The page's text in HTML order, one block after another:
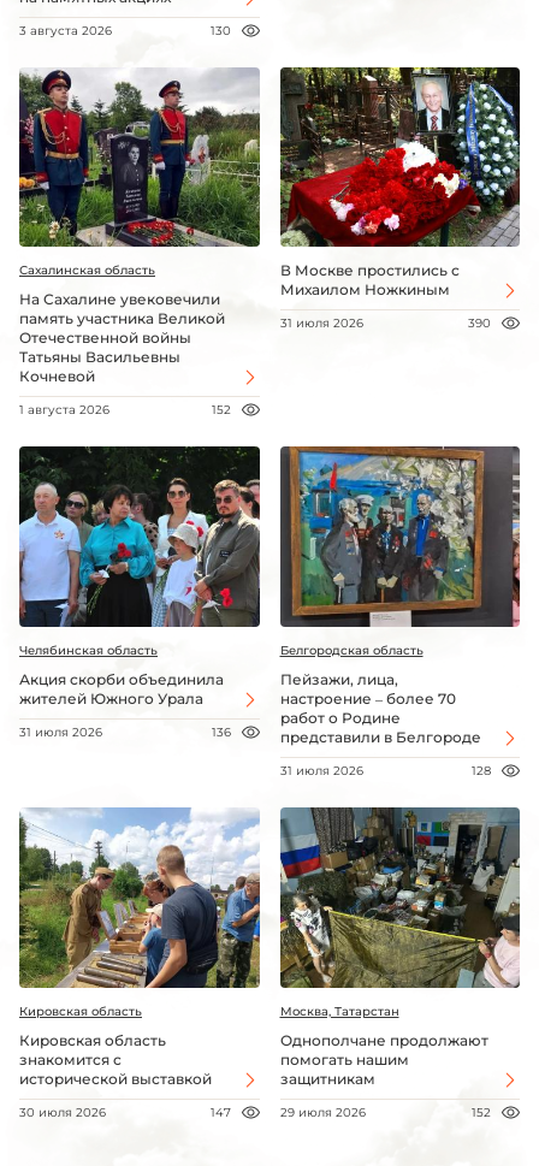
3 августа 2026 130
Сахалинская область
На Сахалине увековечили
память участника Великой
Отечественной войны
Татьяны Васильевны
Кочневой
1 августа 2026 152
В Москве простились с
Михаилом Ножкиным
31 июля 2026 390
Челябинская область
Акция скорби объединила
жителей Южного Урала
31 июля 2026 136
Белгородская область
Пейзажи, лица,
настроение – более 70
работ о Родине
представили в Белгороде
31 июля 2026 128
Кировская область
Кировская область
знакомится с
исторической выставкой
30 июля 2026 147
Москва, Татарстан
Однополчане продолжают
помогать нашим
защитникам
29 июля 2026 152